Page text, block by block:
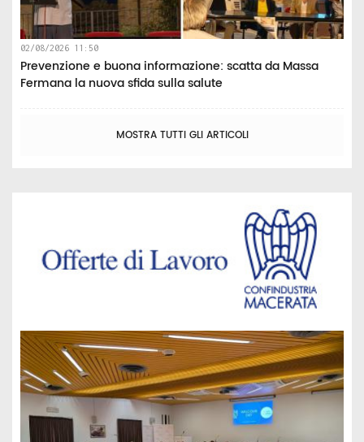
02/08/2026 11:50
Prevenzione e buona informazione: scatta da Massa
Fermana la nuova sfida sulla salute
MOSTRA TUTTI GLI ARTICOLI